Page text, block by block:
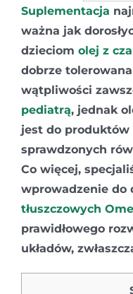
Suplementacja
ważna jak
dzieciom olej z
dobrze
wątpliwości
pediatrą, jednak
jest do produktów
sprawdzonych
Co więcej,
wprowadzenie do
tłuszczowych
prawidłowego
układów,